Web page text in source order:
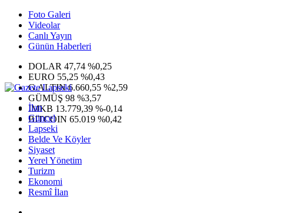
Foto Galeri
Videolar
Canlı Yayın
Günün Haberleri
DOLAR 47,74 %0,25
EURO 55,25 %0,43
G.ALTIN6.660,55 %2,59
GÜMÜŞ 98 %3,57
IMKB 13.779,39 %-0,14
BITCOIN 65.019 %0,42
İlan
Güncel
Lapseki
Belde Ve Köyler
Siyaset
Yerel Yönetim
Turizm
Ekonomi
Resmî İlan